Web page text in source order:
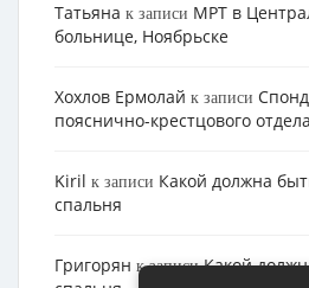
Татьяна к записи МРТ в
больнице, Ноябрьске
Хохлов Ермолай к записи
пояснично-крестцового
Kiril к записи Какой должна
спальня
Григорян к записиКакой